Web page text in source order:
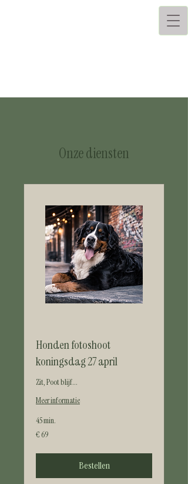
Onze diensten
Honden fotoshoot
koningsdag 27 april
Zit, Poot blijf...
Meer informatie
45 min.
69
euro
€ 69
Bestellen